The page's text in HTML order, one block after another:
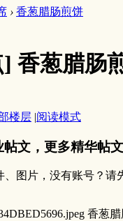
› 香葱腊肠煎饼
香葱腊肠
楼层 |阅读模式
文，更多精华帖
、图片，没有账号？请
香葱